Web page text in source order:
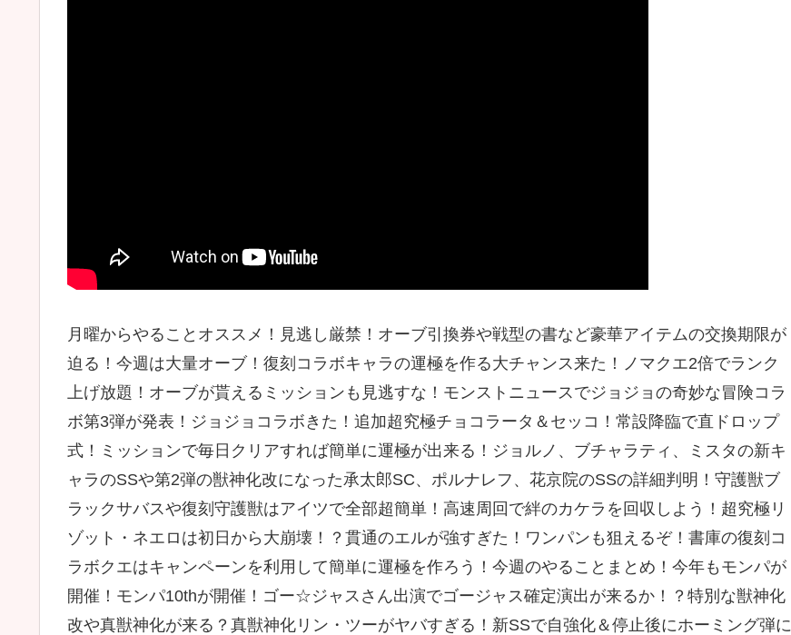
月曜からやることオススメ！見逃し厳禁！オーブ引換券や戦型の書など豪華アイテムの交換期限が
迫る！今週は大量オーブ！復刻コラボキャラの運極を作る大チャンス来た！ノマクエ2倍でランク
上げ放題！オーブが貰えるミッションも見逃すな！モンストニュースでジョジョの奇妙な冒険コラ
ボ第3弾が発表！ジョジョコラボきた！追加超究極チョコラータ＆セッコ！常設降臨で直ドロップ
式！ミッションで毎日クリアすれば簡単に運極が出来る！ジョルノ、ブチャラティ、ミスタの新キ
ャラのSSや第2弾の獣神化改になった承太郎SC、ポルナレフ、花京院のSSの詳細判明！守護獣ブ
ラックサバスや復刻守護獣はアイツで全部超簡単！高速周回で絆のカケラを回収しよう！超究極リ
ゾット・ネエロは初日から大崩壊！？貫通のエルが強すぎた！ワンパンも狙えるぞ！書庫の復刻コ
ラボクエはキャンペーンを利用して簡単に運極を作ろう！今週のやることまとめ！今年もモンパが
開催！モンパ10thが開催！ゴー☆ジャスさん出演でゴージャス確定演出が来るか！？特別な獣神化
改や真獣神化が来る？真獣神化リン・ツーがヤバすぎる！新SSで自強化＆停止後にホーミング弾に